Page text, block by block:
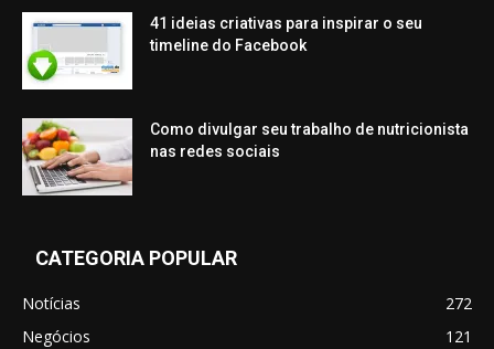
41 ideias criativas para inspirar o seu
timeline do Facebook
Como divulgar seu trabalho de nutricionista
nas redes sociais
CATEGORIA POPULAR
Notícias
272
Negócios
121